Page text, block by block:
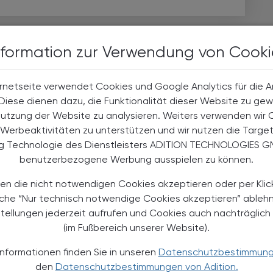
zur Verwendung von
verwendet Cookies und Google Analytics für die
dienen dazu, die Funktionalität dieser Website zu
der Website zu analysieren. Weiters verwenden wir
zu unterstützen und wir nutzen die
Technologie des Dienstleisters ADITION TECHNOLOGIES
benutzerbezogene Werbung ausspielen zu können.
die nicht notwendigen Cookies akzeptieren oder per
“Nur technisch notwendige Cookies akzeptieren”
jederzeit aufrufen und Cookies auch
(im Fußbereich unserer Website).
finden Sie in unseren
den Datenschutzbestimmungen von Adition.
26.09.2025 - 27.09.2025, ganztägig EVENTS
Gemeinsame Jahrestagung
Tagung